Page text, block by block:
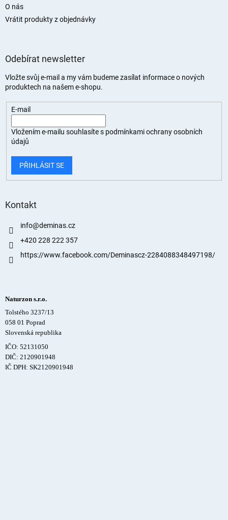
O nás
Vrátit produkty z objednávky
Odebírat newsletter
Vložte svůj e-mail a my vám budeme zasílat informace o nových
produktech na našem e-shopu.
E-mail
Vložením e-mailu souhlasíte s podmínkami ochrany osobních
údajů
PŘIHLÁSIT SE
Kontakt
info@deminas.cz
+420 228 222 357
https://www.facebook.com/Deminascz-2284088348497198/
Naturzon s.r.o.
Tolstého 3237/13
058 01 Poprad
Slovenská republika
IČO: 52131050
DIČ: 2120901948
IČ DPH: SK2120901948